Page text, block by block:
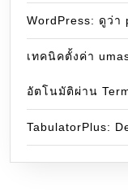
WordPress: ดูว่า
เทคนิคตั้งค่า
อัตโนมัติผ่าน
TabulatorPlus: